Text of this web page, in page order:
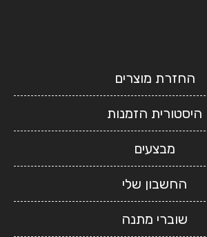
החזרת מוצרים
היסטורית הזמנות
מבצעים
החשבון שלי
שוברי מתנה